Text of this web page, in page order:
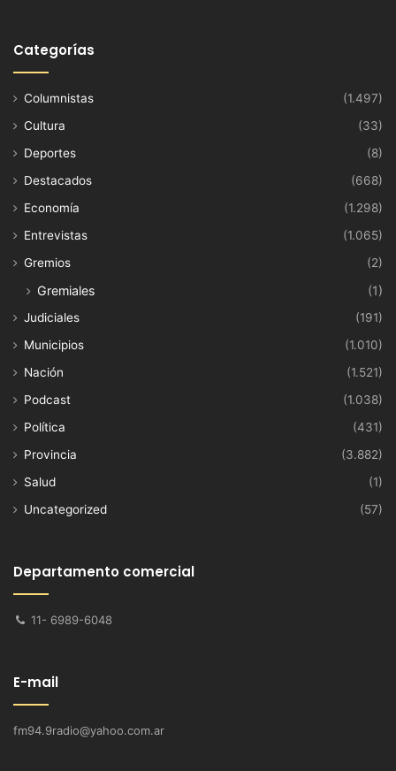
Categorías
Columnistas
(1.497)
Cultura
(33)
Deportes
(8)
Destacados
(668)
Economía
(1.298)
Entrevistas
(1.065)
Gremios
(2)
Gremiales (1)
Judiciales
(191)
Municipios
(1.010)
Nación
(1.521)
Podcast
(1.038)
Política
(431)
Provincia
(3.882)
Salud
(1)
Uncategorized
(57)
Departamento comercial
11- 6989-6048
E-mail
fm94.9radio@yahoo.com.ar